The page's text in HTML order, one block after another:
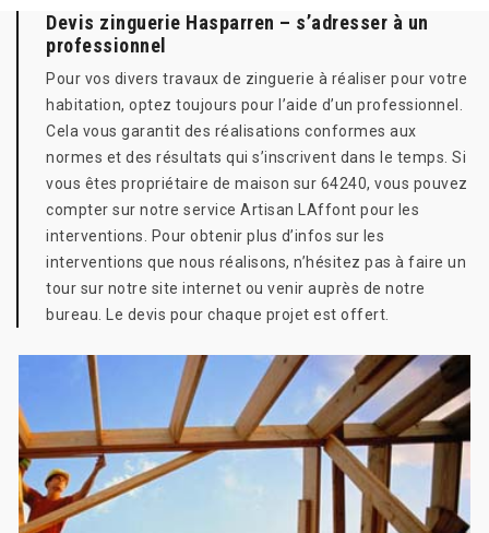
Devis zinguerie Hasparren – s’adresser à un
professionnel
Pour vos divers travaux de zinguerie à réaliser pour votre
habitation, optez toujours pour l’aide d’un professionnel.
Cela vous garantit des réalisations conformes aux
normes et des résultats qui s’inscrivent dans le temps. Si
vous êtes propriétaire de maison sur 64240, vous pouvez
compter sur notre service Artisan LAffont pour les
interventions. Pour obtenir plus d’infos sur les
interventions que nous réalisons, n’hésitez pas à faire un
tour sur notre site internet ou venir auprès de notre
bureau. Le devis pour chaque projet est offert.